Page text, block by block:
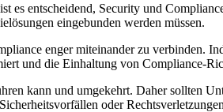
entscheidend, Security und
eingebunden werden müssen.
enger miteinander zu verbinden.
und die Einhaltung von Compliance-
kann und umgekehrt. Daher sollten
oder